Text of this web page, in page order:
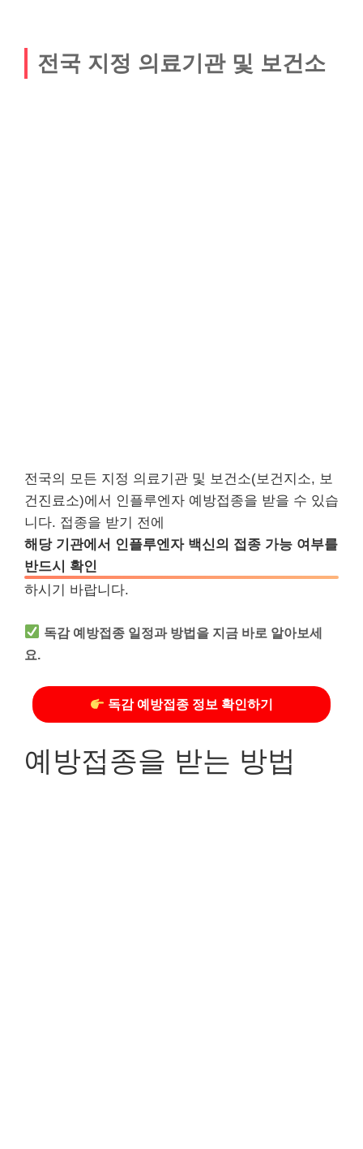
전국 지정 의료기관 및 보건소
전국의 모든 지정 의료기관 및 보건소(보건지소, 보
건진료소)에서 인플루엔자 예방접종을 받을 수 있습
니다. 접종을 받기 전에
해당 기관에서 인플루엔자 백신의 접종 가능 여부를
반드시 확인
하시기 바랍니다.
독감 예방접종 일정과 방법을 지금 바로 알아보세
요.
독감 예방접종 정보 확인하기
예방접종을 받는 방법